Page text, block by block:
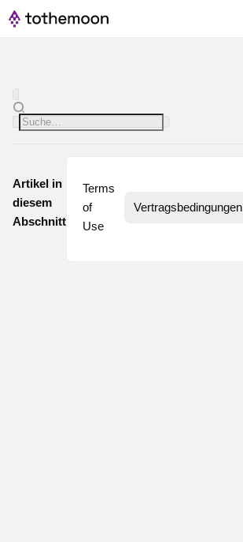
Artikel in
diesem
Abschnitt
Terms
of
Use
Vertragsbedingungen